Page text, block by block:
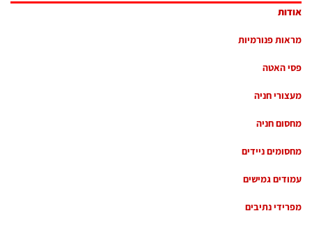
אודות
מראות פנורמיות
פסי האטה
מעצורי חניה
מחסום חניה
מחסומים ניידים
עמודים גמישים
מפרידי נתיבים